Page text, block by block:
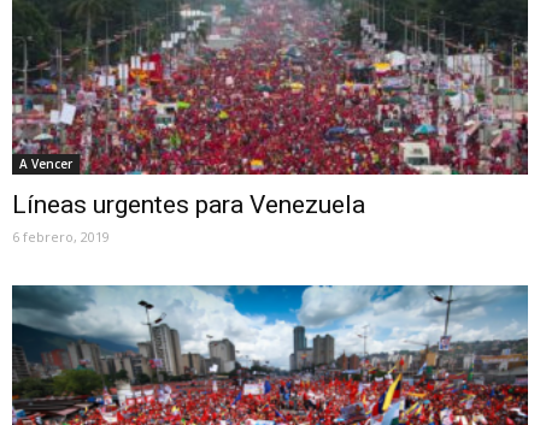
A Vencer
Líneas urgentes para Venezuela
6 febrero, 2019